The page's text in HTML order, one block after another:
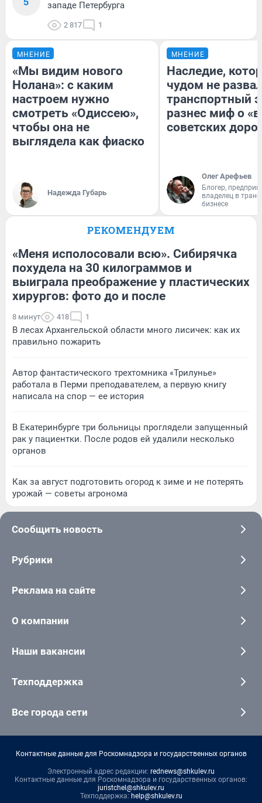
западе Петербурга
2 817 1
МНЕНИЕ
«Мы видим нового
Нолана»: с каким
настроем нужно
смотреть «Одиссею»,
чтобы она не
выглядела как фиаско
Надежда Губарь
МНЕНИЕ
Наследие,
чудом не
транспортный
разнес миф о
советских
Олег Арефьев
Блогер,
владелец в
бизнесе
РЕКОМЕНДУЕМ
«Меня исполосовали всю». Сибирячка
похудела на 30 килограммов и
выиграла преображение у пластических
хирургов: фото до и после
8 минут 418 1
В лесах Архангельской области много лисичек: как их
правильно пожарить
Автор фантастического трехтомника «Трилунье»
работала в Перми преподавателем, а первую книгу
написала на спор — ее история
В Екатеринбурге три больницы проглядели запущенный
рак у пациентки. После родов ей удалили несколько
органов
Как за август подготовить огород к зиме и не потерять
урожай — советы агронома
Сообщить новость
Рубрики
Реклама на сайте
О компании
Наши вакансии
Техподдержка
Все города сети
Контактные данные для Роскомнадзора и государственных органов
Электронный адрес редакции: rednews@shkulev.ru
Контактные данные для Роскомнадзора и государственных органов:
juristchel@shkulev.ru
Техподдержка: help@shkulev.ru